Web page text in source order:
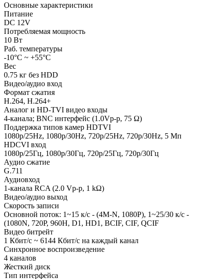
Основные характеристики
Питание
DC 12V
Потребляемая мощность
10 Вт
Раб. температуры
-10°C ~ +55°C
Вес
0.75 кг без HDD
Видео/аудио вход
Формат сжатия
H.264, H.264+
Аналог и HD-TVI видео входы
4-канала; BNC интерфейс (1.0Vp-p, 75 Ω)
Поддержка типов камер HDTVI
1080p/25Hz, 1080p/30Hz, 720p/25Hz, 720p/30Hz, 5 Мп
HDCVI вход
1080p/25Гц, 1080p/30Гц, 720p/25Гц, 720p/30Гц
Аудио сжатие
G.711
Аудиовход
1-канала RCA (2.0 Vp-p, 1 kΩ)
Видео/аудио выход
Скорость записи
Основной поток: 1~15 к/с - (4M-N, 1080P), 1~25/30 к/с -
(1080N, 720P, 960H, D1, HD1, BCIF, CIF, QCIF
Видео битрейт
1 Кбит/с ~ 6144 Кбит/с на каждый канал
Синхронное воспроизведение
4 каналов
Жесткий диск
Тип интерфейса